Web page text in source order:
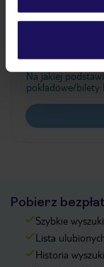
Często
Jak zmienić
Czy w Hotelu
Na jakiej
pokładowe/bilety
Pobierz
Szybkie
Lista
Historia